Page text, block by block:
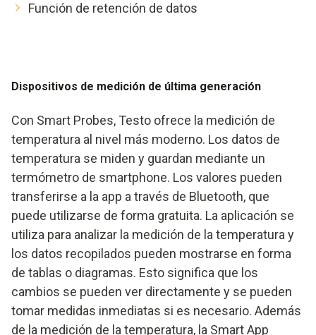
Función de retención de datos
Dispositivos de medición de última generación
Con Smart Probes, Testo ofrece la medición de
temperatura al nivel más moderno. Los datos de
temperatura se miden y guardan mediante un
termómetro de smartphone. Los valores pueden
transferirse a la app a través de Bluetooth, que
puede utilizarse de forma gratuita. La aplicación se
utiliza para analizar la medición de la temperatura y
los datos recopilados pueden mostrarse en forma
de tablas o diagramas. Esto significa que los
cambios se pueden ver directamente y se pueden
tomar medidas inmediatas si es necesario. Además
de la medición de la temperatura, la Smart App